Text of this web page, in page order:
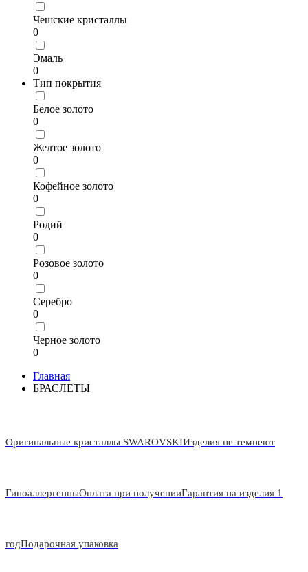
Чешские кристаллы
0
Эмаль
0
Тип покрытия
Белое золото
0
Желтое золото
0
Кофейное золото
0
Родий
0
Розовое золото
0
Серебро
0
Черное золото
0
Главная
БРАСЛЕТЫ
Оригинальные кристаллы SWAROVSKIИзделия не темнеют
ГипоаллергенныОплата при полученииГарантия на изделия 1
годПодарочная упаковка